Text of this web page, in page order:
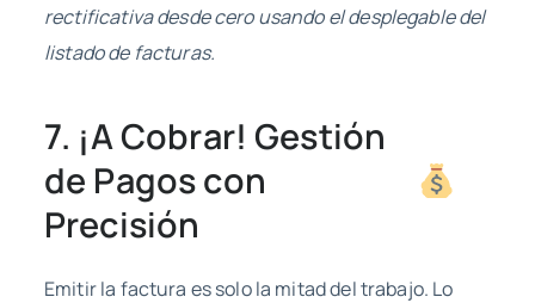
rectificativa desde cero usando el desplegable del
listado de facturas.
7. ¡A Cobrar! Gestión
de Pagos con
Precisión
Emitir la factura es solo la mitad del trabajo. Lo